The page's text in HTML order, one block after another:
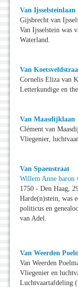
Van Ijsselsteinlaan
Gijsbrecht van
Van Ijsselstein was
Waterland.
Van
Cornelis Eliza van
Letterkundige en
Van Maasdijklaan
Clément van
Vliegenier,
Van Spaenstraat
Willem Anne baron
1750 - Den Haag,
Harde(n)stein, was
politicus en
van Adel.
Van Weerden
Van Weerden
Vliegenier en
Luchtvaartafdeling